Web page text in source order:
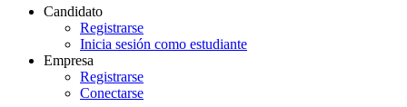
Candidato
Registrarse
Inicia sesión como estudiante
Empresa
Registrarse
Conectarse